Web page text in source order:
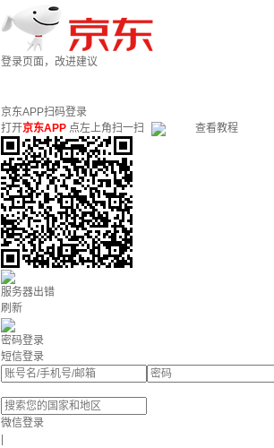
登录页面，改进建议
京东APP扫码登录
打开京东APP 点左上角扫一扫 查看教程
服务器出错
刷新
密码登录
短信登录
微信登录